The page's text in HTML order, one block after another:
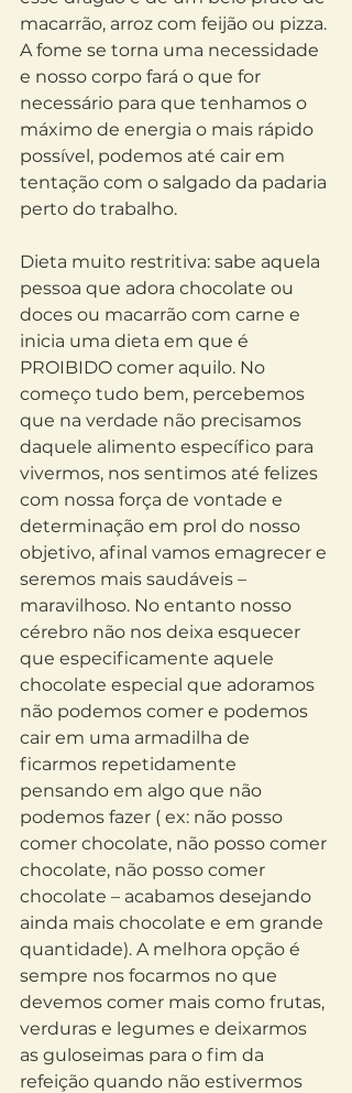
macarrão, arroz com feijão ou pizza.
A fome se torna uma necessidade
e nosso corpo fará o que for
necessário para que tenhamos o
máximo de energia o mais rápido
possível, podemos até cair em
tentação com o salgado da padaria
perto do trabalho.
Dieta muito restritiva: sabe aquela
pessoa que adora chocolate ou
doces ou macarrão com carne e
inicia uma dieta em que é
PROIBIDO comer aquilo. No
começo tudo bem, percebemos
que na verdade não precisamos
daquele alimento específico para
vivermos, nos sentimos até felizes
com nossa força de vontade e
determinação em prol do nosso
objetivo, afinal vamos emagrecer e
seremos mais saudáveis –
maravilhoso. No entanto nosso
cérebro não nos deixa esquecer
que especificamente aquele
chocolate especial que adoramos
não podemos comer e podemos
cair em uma armadilha de
ficarmos repetidamente
pensando em algo que não
podemos fazer ( ex: não posso
comer chocolate, não posso comer
chocolate, não posso comer
chocolate – acabamos desejando
ainda mais chocolate e em grande
quantidade). A melhora opção é
sempre nos focarmos no que
devemos comer mais como frutas,
verduras e legumes e deixarmos
as guloseimas para o fim da
refeição quando não estivermos